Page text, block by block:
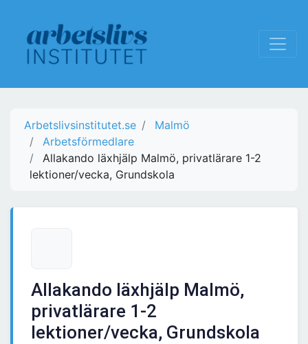
Arbetslivsinstitutet.se
Malmö
Arbetsförmedlare
Allakando läxhjälp Malmö, privatlärare 1-2
lektioner/vecka, Grundskola
Allakando läxhjälp Malmö,
privatlärare 1-2
lektioner/vecka, Grundskola